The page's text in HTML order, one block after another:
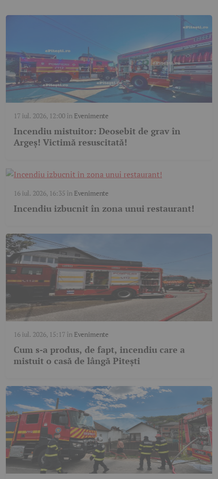
17 iul. 2026, 12:00în Evenimente
Incendiu mistuitor: Deosebit de grav în
Argeș! Victimă resuscitată!
16 iul. 2026, 16:35 în Evenimente
Incendiu izbucnit în zona unui restaurant!
16 iul. 2026, 15:17în Evenimente
Cum s-a produs, de fapt, incendiu care a
mistuit o casă de lângă Pitești